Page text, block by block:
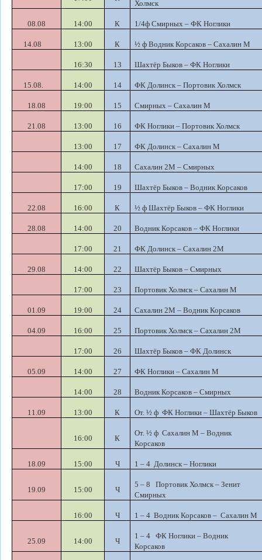
Холмск
08.08 14:00 К 1/4ф Смирных – ФК Ноглики
14.08 13:00 К ½ ф Водник Корсаков – Сахалин М
16:30 13 Шахтёр Быков – ФК Ноглики
15.08. 14:00 14 ФК Долинск – Портовик Холмск
18.08 19:00 15 Смирных – Сахалин М
21.08 13:00 16 ФК Ноглики – Портовик Холмск
13:00 17 ФК Долинск – Сахалин М
14:00 18 Сахалин 2М – Смирных
17:00 19 Шахтёр Быков – Водник Корсаков
22.08 16:00 К ½ ф Шахтёр Быков – ФК Ноглики
28.08 14:00 20 Водник Корсаков – ФК Ноглики
17:00 21 ФК Долинск – Сахалин 2М
29.08 14:00 22 Шахтёр Быков – Смирных
17:00 23 Портовик Холмск – Сахалин М
01.09 19:00 24 Сахалин 2М – Водник Корсаков
04.09 16:00 25 Портовик Холмск – Сахалин 2М
17:00 26 Шахтёр Быков – ФК Долинск
05.09 14:00 27 ФК Ноглики – Сахалин М
14:00 28 Водник Корсаков – Смирных
11.09 13:00 К От. ½ ф ФК Ноглики – Шахтёр Быков
16:00 К
От. ½ ф Сахалин М – Водник
Корсаков
18.09 15:00 Ч 1 – 4 Долинск – Ноглики
19.09 15:00 Ч
5 – 8 Портовик Холмск – Зенит
Смирных
16:00 Ч 1 – 4 Водник Корсаков – Сахалин М
25.09 14:00 Ч
1 – 4 ФК Ноглики – Водник
Корсаков